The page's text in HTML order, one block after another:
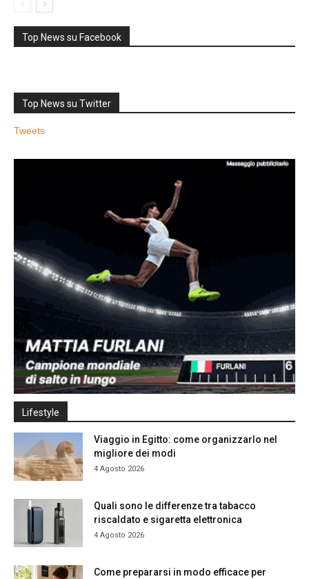
Top News su Facebook
Top News su Twitter
Tweets
Lifestyle
Viaggio in Egitto: come organizzarlo nel
migliore dei modi
4 Agosto 2026
Quali sono le differenze tra tabacco
riscaldato e sigaretta elettronica
4 Agosto 2026
Come prepararsi in modo efficace per